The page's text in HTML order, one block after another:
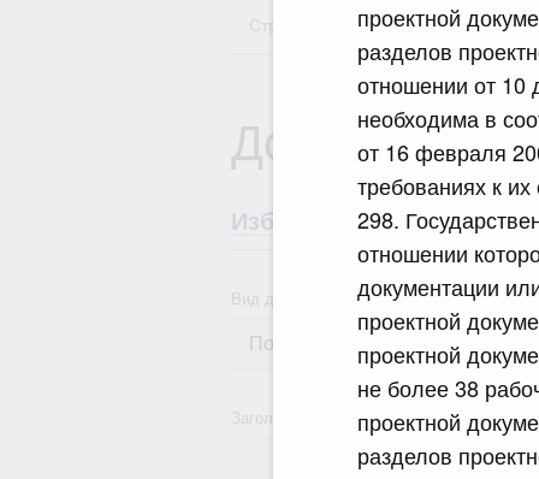
проектной
разделов
отношении от 10
необходима в
от 16 февраля
требованиях к
298.
отношении
документации
проектной
проектной
не более 38
проектной
разделов
Стратегии Государственные
Документы
Избранные документы
Вид документа
Заголовок или текст документа